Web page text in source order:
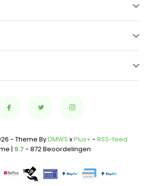
- Theme ByDMWS xPlus+ - RSS-feed
| 9.7 - 872 Beoordelingen